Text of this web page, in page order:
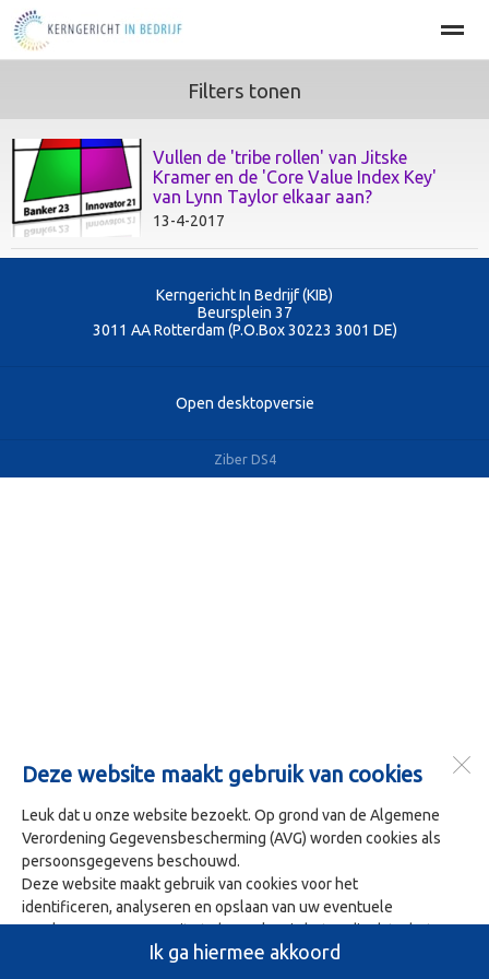
BEDRIJFSOPTIMALISATIE
Agenda Nieuws Zoeken
Deze website maakt gebruik van cookies
Leuk dat u onze website bezoekt. Op grond van de Algemene
Verordening Gegevensbescherming (AVG) worden cookies als
persoonsgegevens beschouwd.
Deze website maakt gebruik van cookies voor het
identificeren, analyseren en opslaan van uw eventuele
voorkeuren. Om onze site te bezoeken is het nodig dat u het
gebruik van deze cookies accepteert. U doet dit door op 'Ja ik
Ik ga hiermee akkoord
Filters tonen
Vullen de 'tribe rollen' van Jitske
Kramer en de 'Core Value Index Key'
van Lynn Taylor elkaar aan?
13-4-2017
Kerngericht In Bedrijf (KIB)
Beursplein 37
3011 AA Rotterdam (P.O.Box 30223 3001 DE)
Open desktopversie
Ziber DS4